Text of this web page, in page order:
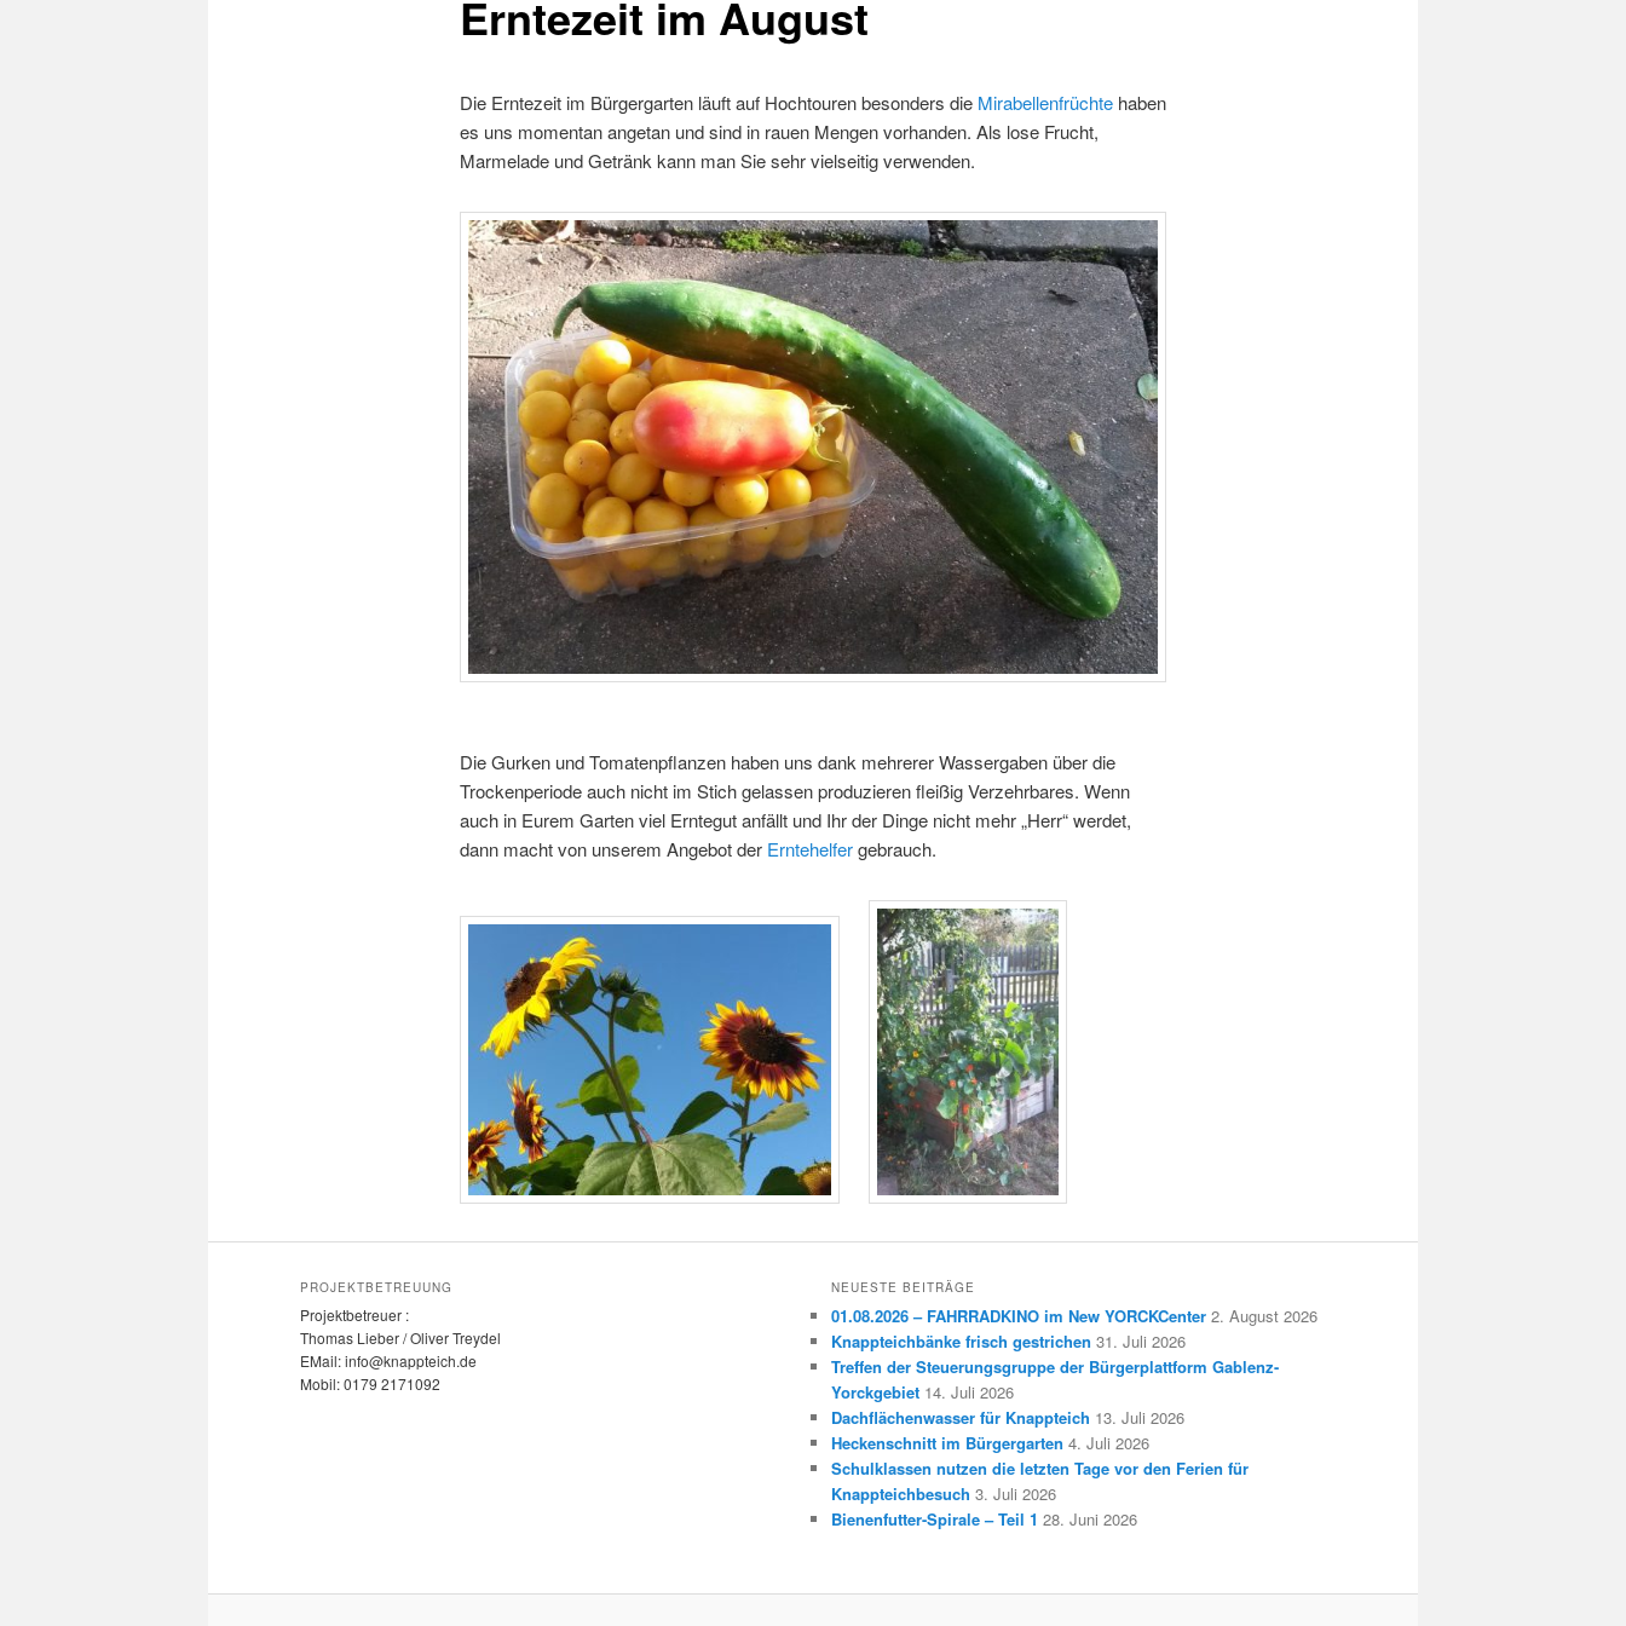
Erntezeit im August
Die Erntezeit im Bürgergarten läuft auf Hochtouren besonders die Mirabellenfrüchtehaben
es uns momentan angetan und sind in rauen Mengen vorhanden. Als lose Frucht,
Marmelade und Getränk kann man Sie sehr vielseitig verwenden.
Die Gurken und Tomatenpflanzen haben uns dank mehrerer Wassergaben über die
Trockenperiode auch nicht im Stich gelassen produzieren fleißig Verzehrbares. Wenn
auch in Eurem Garten viel Erntegut anfällt und Ihr der Dinge nicht mehr „Herr“ werdet,
dann macht von unserem Angebot der Erntehelfergebrauch.
PROJEKTBETREUUNG
Projektbetreuer :
Thomas Lieber / Oliver Treydel
EMail: info@knappteich.de
Mobil: 0179 2171092
NEUESTE BEITRÄGE
01.08.2026 – FAHRRADKINO im New YORCKCenter 2. August 2026
Knappteichbänke frisch gestrichen 31. Juli 2026
Treffen der Steuerungsgruppe der Bürgerplattform Gablenz-
Yorckgebiet 14. Juli 2026
Dachflächenwasser für Knappteich 13. Juli 2026
Heckenschnitt im Bürgergarten 4. Juli 2026
Schulklassen nutzen die letzten Tage vor den Ferien für
Knappteichbesuch 3. Juli 2026
Bienenfutter-Spirale – Teil 1 28. Juni 2026